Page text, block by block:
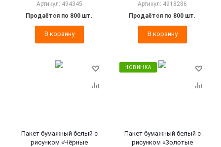
Артикул: 494345
Продаётся по 800 шт.
В корзину
Артикул: 4918286
Продаётся по 800 шт.
В корзину
Пакет бумажный белый с
рисунком «Чёрные
НОВИНКА
Пакет бумажный белый с
рисунком «Золотые